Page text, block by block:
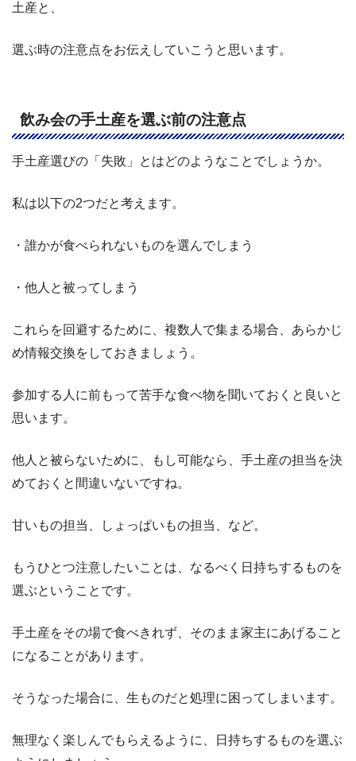
土産と、
選ぶ時の注意点をお伝えしていこうと思います。
飲み会の手土産を選ぶ前の注意点
手土産選びの「失敗」とはどのようなことでしょうか。
私は以下の2つだと考えます。
・誰かが食べられないものを選んでしまう
・他人と被ってしまう
これらを回避するために、複数人で集まる場合、あらかじ
め情報交換をしておきましょう。
参加する人に前もって苦手な食べ物を聞いておくと良いと
思います。
他人と被らないために、もし可能なら、手土産の担当を決
めておくと間違いないですね。
甘いもの担当、しょっぱいもの担当、など。
もうひとつ注意したいことは、なるべく日持ちするものを
選ぶということです。
手土産をその場で食べきれず、そのまま家主にあげること
になることがあります。
そうなった場合に、生ものだと処理に困ってしまいます。
無理なく楽しんでもらえるように、日持ちするものを選ぶ